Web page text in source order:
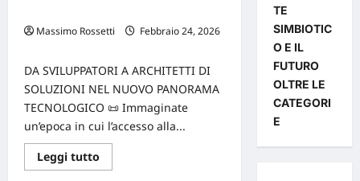
Massimo Rossetti
Febbraio 24, 2026
DA SVILUPPATORI A ARCHITETTI DI
SOLUZIONI NEL NUOVO PANORAMA
TECNOLOGICO 📜 Immaginate
un’epoca in cui l’accesso alla...
Leggi tutto
di
TE
SIMBIOTIC
O E IL
FUTURO
OLTRE LE
CATEGORI
E